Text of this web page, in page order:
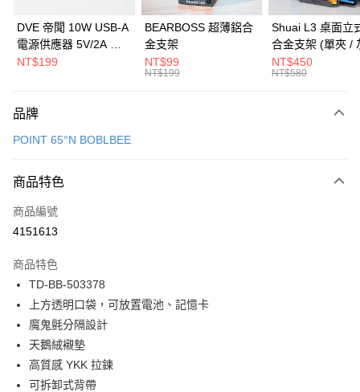
兆豐國際商業銀行
臺灣中小企業銀行
台中商業銀行
匯豐（台灣）商業銀行
華泰商業銀行
聯邦商業銀行
元大商業銀行
台灣樂天信用卡公司
台北富邦商業銀行
國泰世華商業銀行
兆豐國際商業銀行
臺灣中小企業銀行
匯豐（台灣）商業銀行
玉山商業銀行
台灣樂天信用卡公司
街口支付
悠遊付
相關說明
1.本服務由台灣大哥大提供，台灣大哥大用戶可立即使用無須另外申請。
2.付款方式選擇「大哥付你分期」，訂單成立後會自動跳轉到大哥付的交易
3.實際核准額度、可分期數及費用金額請依後續交易確認頁面所載為準。
4.訂單成立30分鐘內，如未前往確認交易或遇審核未通過，訂單將自動取
消。如遇「轉專審核」未通過狀況，表示未達大哥付你分期系統評分，恕無
法說明評估內容。
【繳款方式說明】
1.分期款項不併入電信帳單，「大哥付你分期」於每月結算日後寄送繳費提
2.透過簡訊連結打開帳單後，可選擇「超商條碼／台灣大直營門市／銀行轉
帳／街口支付／iPASS MONEY」等通路繳費。
ATM付款
貨到付款
7-11取貨(快速到店)
每筆NT$100，滿NT$1,000(含以上)免運費
每筆NT$80，滿NT$490(含以上)免運費
DVE 帝聞 10W USB-A
電源供應器 5V/2A 充
電頭 (適用閱讀器、小
NT$199
BEARBOSS 超薄鋁合
金支架
NT$99
NT$199
Shuai L3 桌面立
合金支架 (單夾 /
NT$450
NT$580
品牌
POINT 65°N BOBLBEE
商品特色
商品編號
4151613
商品特色
TD-BB-503378
上方透明口袋，可放置電池、記憶卡
魔鬼氈分隔設計
天鵝絨襯墊
高質感 YKK 拉鍊
可拆卸式背帶